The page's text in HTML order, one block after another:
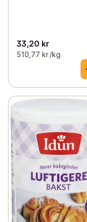
33,20 kr
510,77 kr /kg